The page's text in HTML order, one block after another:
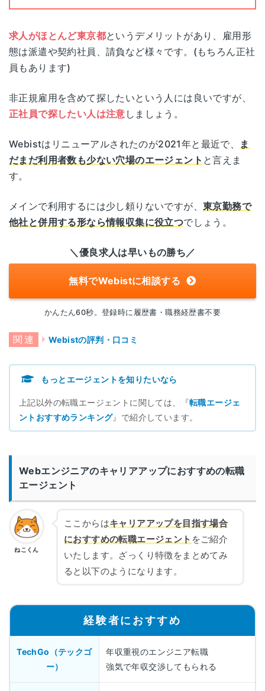
電話面談 可能
面談可能な拠点
新虎通りCORE
大阪
求人がほとんど東京都というデメリットがあり、雇用形
態は派遣や契約社員、請負など様々です。(もちろん正社
員もあります)
非正規雇用を含めて探したいという人には良いですが、
正社員で探したい人は注意 しましょう。
Webistはリニューアルされたのが2021年と最近で、
ま
だまだ利用者数も少ない穴場のエージェント と言えま
す。
メインで利用するには少し頼りないですが、 東京勤務で
他社と併用する形なら情報収集に役立つでしょう。
＼優良求人は早いもの勝ち／
無料でWebistに相談する
かんたん60秒。登録時に履歴書・職務経歴書不要
Webistの評判・口コミ
もっとエージェントを知りたいなら
上記以外の転職エージェントに関しては、『転職エージェ
ントおすすめランキング』で紹介しています。
Webエンジニアのキャリアアップにおすすめの転職
エージェント
ねこくん
ここからはキャリアアップを目指す場合
におすすめの転職エージェント をご紹介
いたします。ざっくり特徴をまとめてみ
ると以下のようになります。
経験者におすすめ
TechGo（テックゴ
ー）
年収重視のエンジニア転職
強気で年収交渉してもられる